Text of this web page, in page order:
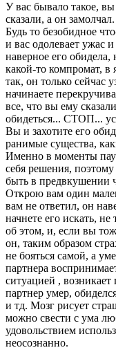
У вас бывало такое,
сказали, а он замолчал.
Будь то безобидное
и вас одолевает ужас
наверное его обидела,
какой-то компромат, в
так, он только сейчас
начинаете
все, что вы ему
обидеться... СТОП...
Вы и захотите его
ранимые существа,
Именно в моменты
себя решения,
быть в предвкушении
Открою вам один
вам не ответил, он
начнете его искать, не
об этом, и, если вы
он, таким образом
не бояться самой, а
партнера
ситуацией , возникает
партнер умер,
и тд. Мозг рисует
можно свести с ума
удовольствием
неосознанно.